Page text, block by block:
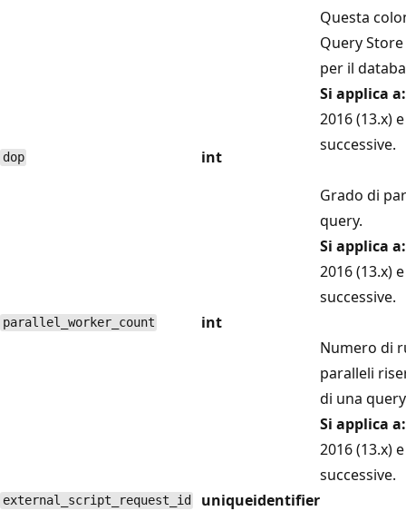
Questa
Query
per il
dop int
Si applica a:
2016 (13.x)
successive.
Grado di
query.
parallel_worker_count int
Si applica a:
2016 (13.x)
successive.
Numero di
paralleli
di una
external_script_request_id uniqueidentifier
Si applica a:
2016 (13.x)
successive.